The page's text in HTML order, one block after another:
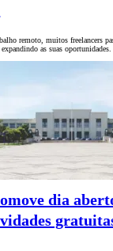
remoto, muitos freelancers
as suas
dia